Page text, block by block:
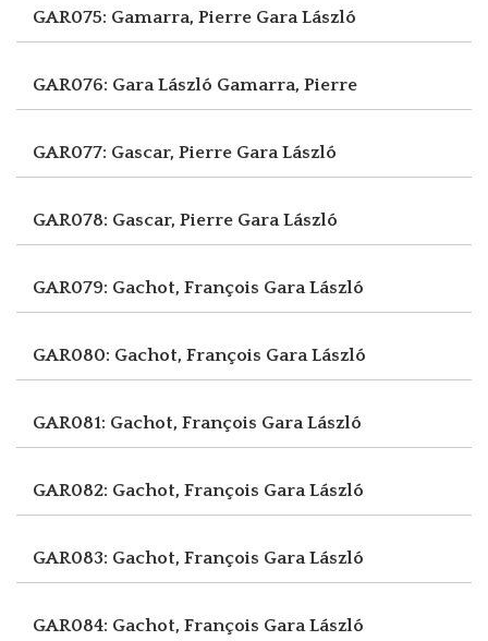
GAR075: Gamarra, Pierre Gara László
GAR076: Gara László Gamarra, Pierre
GAR077: Gascar, Pierre Gara László
GAR078: Gascar, Pierre Gara László
GAR079: Gachot, François Gara László
GAR080: Gachot, François Gara László
GAR081: Gachot, François Gara László
GAR082: Gachot, François Gara László
GAR083: Gachot, François Gara László
GAR084: Gachot, François Gara László